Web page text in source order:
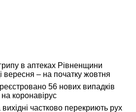
в аптеках Рівненщини
вересня – на початку жовтня
56 нових випадків
коронавірус
частково перекриють рух